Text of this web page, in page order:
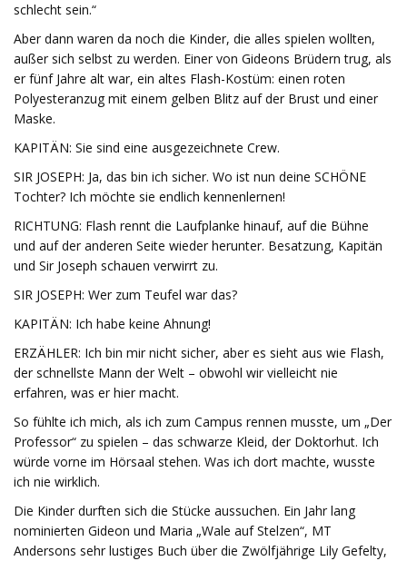
schlecht sein.“
Aber dann waren da noch die Kinder, die alles spielen wollten,
außer sich selbst zu werden. Einer von Gideons Brüdern trug, als
er fünf Jahre alt war, ein altes Flash-Kostüm: einen roten
Polyesteranzug mit einem gelben Blitz auf der Brust und einer
Maske.
KAPITÄN: Sie sind eine ausgezeichnete Crew.
SIR JOSEPH: Ja, das bin ich sicher. Wo ist nun deine SCHÖNE
Tochter? Ich möchte sie endlich kennenlernen!
RICHTUNG: Flash rennt die Laufplanke hinauf, auf die Bühne
und auf der anderen Seite wieder herunter. Besatzung, Kapitän
und Sir Joseph schauen verwirrt zu.
SIR JOSEPH: Wer zum Teufel war das?
KAPITÄN: Ich habe keine Ahnung!
ERZÄHLER: Ich bin mir nicht sicher, aber es sieht aus wie Flash,
der schnellste Mann der Welt – obwohl wir vielleicht nie
erfahren, was er hier macht.
So fühlte ich mich, als ich zum Campus rennen musste, um „Der
Professor“ zu spielen – das schwarze Kleid, der Doktorhut. Ich
würde vorne im Hörsaal stehen. Was ich dort machte, wusste
ich nie wirklich.
Die Kinder durften sich die Stücke aussuchen. Ein Jahr lang
nominierten Gideon und Maria „Wale auf Stelzen“, MT
Andersons sehr lustiges Buch über die Zwölfjährige Lily Gefelty,